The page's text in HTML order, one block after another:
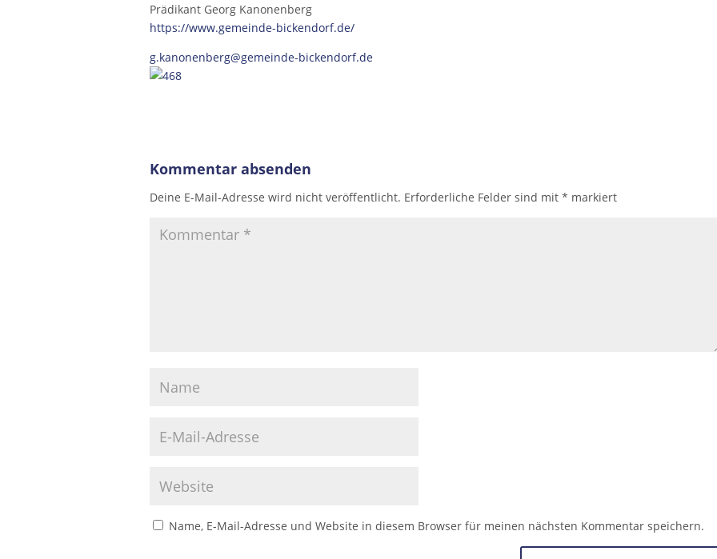
Prädikant Georg Kanonenberg
https://www.gemeinde-bickendorf.de/
g.kanonenberg@gemeinde-bickendorf.de
Kommentar absenden
Deine E-Mail-Adresse wird nicht veröffentlicht. Erforderliche Felder sind mit * markiert
Name, E-Mail-Adresse und Website in diesem Browser für meinen nächsten Kommentar speichern.